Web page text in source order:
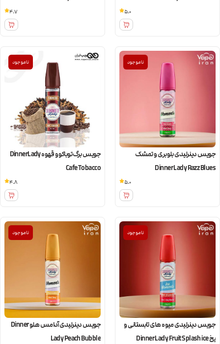
5.0
4.7
ناموجود
جویس دینرلیدی بلوبری و تمشک
Dinner Lady Razz Blues
5.0
ناموجود
جویس برگ توباکو و قهوه DinnerLady
Cafe Tobacco
4.8
ناموجود
جویس دینرلیدی میوه های تابستانی و
یخ Dinner Lady Fruit Splash ice
ناموجود
جویس دینرلیدی آدامس هلو Dinner
Lady Peach Bubble